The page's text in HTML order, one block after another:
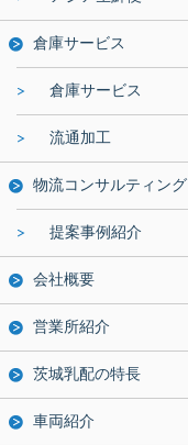
倉庫サービス
倉庫サービス
流通加工
物流コンサルティング
提案事例紹介
会社概要
営業所紹介
茨城乳配の特長
車両紹介